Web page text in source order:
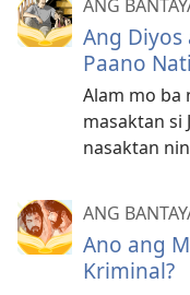
ANG
Ang
Paano
Alam mo ba
masaktan si
nasaktan
ANG
Ano ang
Kriminal?